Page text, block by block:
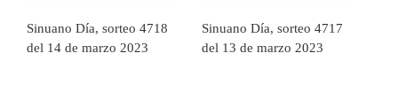
Sinuano Día, sorteo 4718
del 14 de marzo 2023
Sinuano Día, sorteo 4717
del 13 de marzo 2023